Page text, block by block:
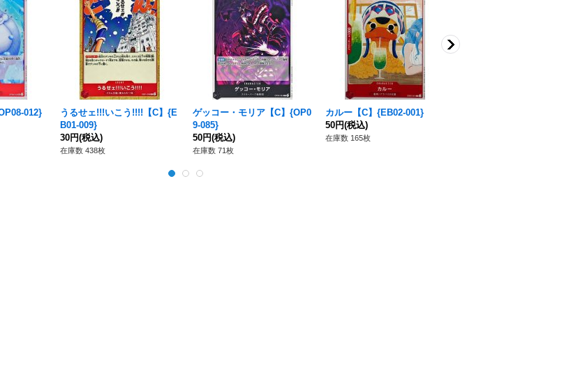
012}
うるせェ!!!いこう!!!!【C】{E
B01-009}
30円(税込)
在庫数 438枚
ゲッコー・モリア【C】{OP0
9-085}
50円(税込)
在庫数 71枚
カルー【C】{EB02-001}
50円(税込)
在庫数 165枚